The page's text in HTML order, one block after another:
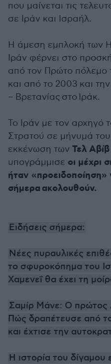
που μαίνεται τις
σε Ιράν και Ισραήλ.
Η άμεση εμπλοκή των
Ιράν φέρνει στο
από τον Πρώτο πόλεμο
και από το 2003 και
– Βρετανίας στο Ιράκ.
Το Ιράν με τον αρχηγό
Στρατού σε μήνυμά
εκκένωση των Τελ
υπογράμμισε οι μέχρι
ήταν «προειδοποίηση»
σήμερα ακολουθούν.
Ειδήσεις σήμερα:
Νέες πυραυλικές
το σφυροκόπημα του
Χαμενεΐ θα έχει τη
Σαμίρ Μάνε: Ο
Πώς δραπέτευσε από
και έχτισε την
Η ιστορία του δίγαμου